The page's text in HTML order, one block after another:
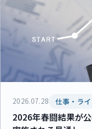
2026.07.28 仕事・ラ
2026年春闘結果が